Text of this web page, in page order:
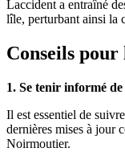
Laccident a entraîné
lîle, perturbant ainsi la
Conseils pour
1. Se tenir informé
Il est essentiel de
dernières mises à jour
Noirmoutier.